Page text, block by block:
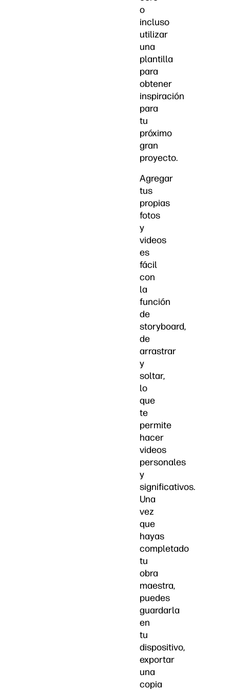
o
incluso
utilizar
una
plantilla
para
obtener
inspiración
para
tu
próximo
gran
proyecto.
Agregar
tus
propias
fotos
y
videos
es
fácil
con
la
función
de
storyboard,
de
arrastrar
y
soltar,
lo
que
te
permite
hacer
videos
personales
y
significativos.
Una
vez
que
hayas
completado
tu
obra
maestra,
puedes
guardarla
en
tu
dispositivo,
exportar
una
copia